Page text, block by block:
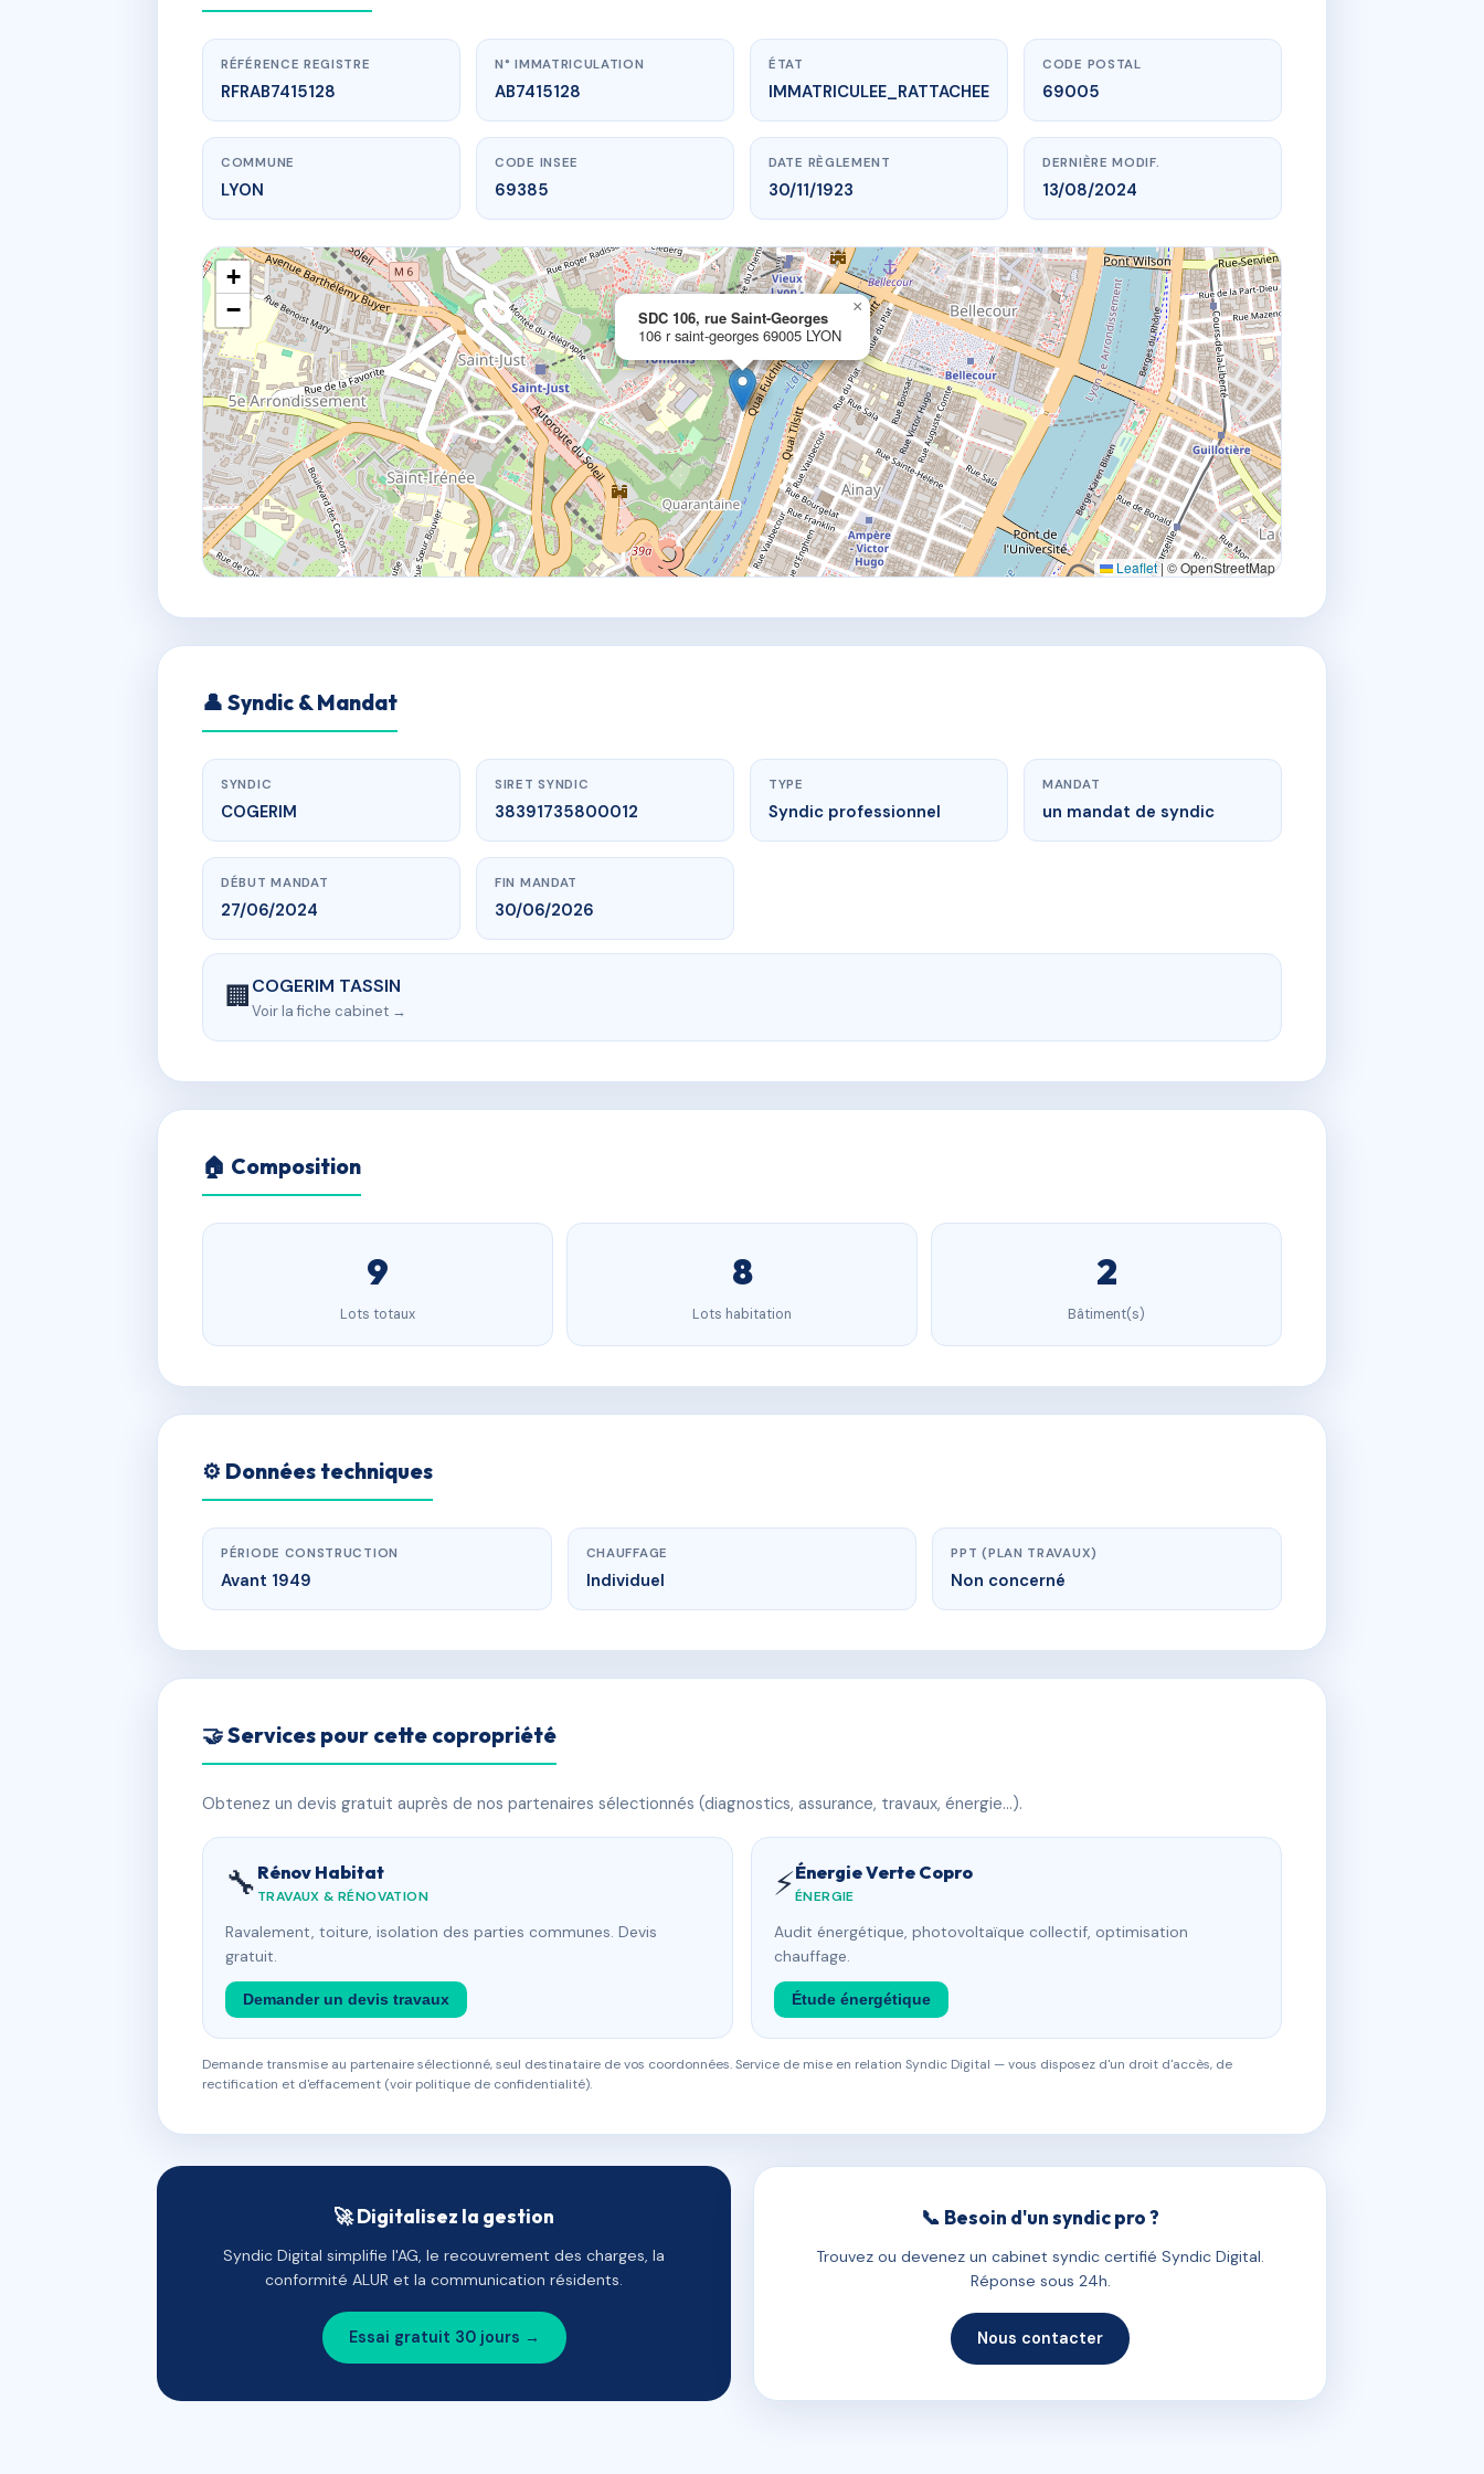
www.vme.plus/AB7415128
SDC 106, rue Saint-Georges
106 r saint-georges69005 LYON
RÉFÉRENCE REGISTRE
RFRAB7415128
N° IMMATRICULATION
AB7415128
ÉTAT
IMMATRICULEE_RATTACHEE
CODE POSTAL
69005
COMMUNE
LYON
CODE INSEE
69385
DATE RÈGLEMENT
30/11/1923
DERNIÈRE MODIF.
13/08/2024
SDC 106, rue Saint-Georges
106 r saint-georges 69005 LYON
×
+
−
Leaflet|© OpenStreetMap
👤 Syndic & Mandat
SYNDIC
COGERIM
SIRET SYNDIC
38391735800012
TYPE
Syndic professionnel
MANDAT
un mandat de syndic
DÉBUT MANDAT
27/06/2024
FIN MANDAT
30/06/2026
🏢COGERIM TASSIN
Voir la fiche cabinet →
🏠 Composition
9
Lots totaux
8
Lots habitation
2
Bâtiment(s)
⚙️ Données techniques
PÉRIODE CONSTRUCTION
Avant 1949
CHAUFFAGE
Individuel
PPT (PLAN TRAVAUX)
Non concerné
🤝 Services pour cette copropriété
Obtenez un devis gratuit auprès de nos partenaires sélectionnés (diagnostics, assurance, travaux, énergie…).
🔧 Rénov Habitat
TRAVAUX & RÉNOVATION
Ravalement, toiture, isolation des parties communes. Devis
gratuit.
Demander un devis travaux
⚡Énergie Verte Copro
ÉNERGIE
Audit énergétique, photovoltaïque collectif, optimisation
chauffage.
Étude énergétique
Demande transmise au partenaire sélectionné, seul destinataire de vos coordonnées. Service de mise en relation Syndic Digital — vous disposez d'un droit d'accès, de
rectification et d'effacement (voir politique de confidentialité).
🚀 Digitalisez la gestion
Syndic Digital simplifie l'AG, le recouvrement des charges, la
conformité ALUR et la communication résidents.
Essai gratuit 30 jours →
📞 Besoin d'un syndic pro ?
Trouvez ou devenez un cabinet syndic certifié Syndic Digital.
Réponse sous 24h.
Nous contacter